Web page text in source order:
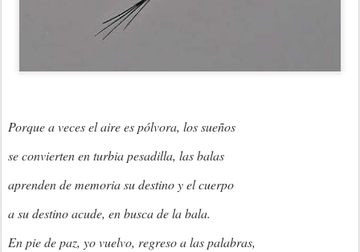
Porque a veces el aire es pólvora, los sueños
se convierten en turbia pesadilla, las balas
aprenden de memoria su destino y el cuerpo
a su destino acude, en busca de la bala.
Enpie de paz, yo vuelvo, regreso a las palabras,